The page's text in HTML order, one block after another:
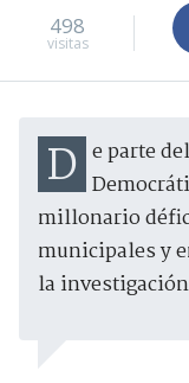
498
visitas
De parte del partido Revolución
millonario
municipales y
la